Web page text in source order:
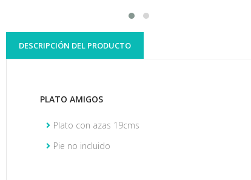
DESCRIPCIÓN DEL PRODUCTO
PLATO AMIGOS
Plato con azas 19cms
Pie no incluido